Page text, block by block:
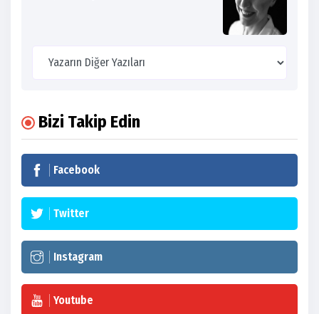
Bizi Takip Edin
Facebook
Twitter
Instagram
Youtube